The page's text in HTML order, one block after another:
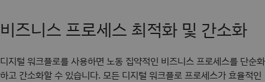
비즈니스 프로세스 최적화 및 간소화
디지털 워크플로를 사용하면 노동 집약적인 비즈니스 프로세스를 단순화
하고 간소화할 수 있습니다. 모든 디지털 워크플로 프로세스가 효율적인